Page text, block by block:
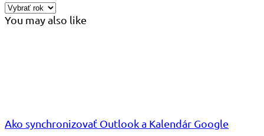
You may also like
Ako synchronizovať Outlook a Kalendár Google